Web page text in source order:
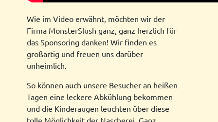
Wie im Video erwähnt, möchten wir der
Firma MonsterSlush ganz, ganz herzlich für
das Sponsoring danken! Wir finden es
großartig und freuen uns darüber
unheimlich.
So können auch unsere Besucher an heißen
Tagen eine leckere Abkühlung bekommen
und die Kinderaugen leuchten über diese